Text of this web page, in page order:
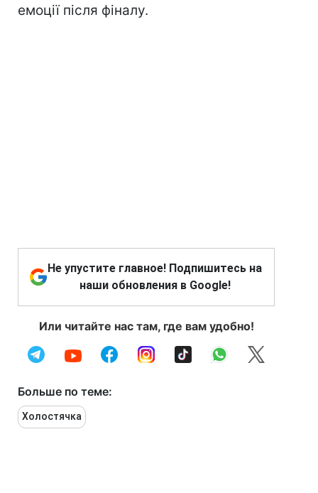
емоції після фіналу.
Не упустите главное! Подпишитесь на
наши обновления в Google!
Или читайте нас там, где вам удобно!
Больше по теме:
Холостячка